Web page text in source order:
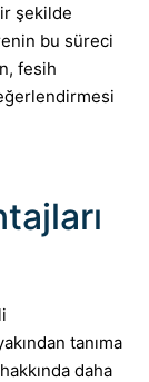
şekilde
bu süreci
fesih
tanıma
daha